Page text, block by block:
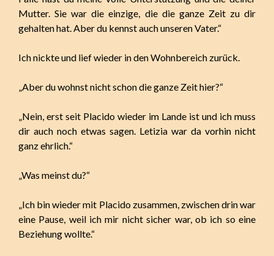
Mutter. Sie war die einzige, die die ganze Zeit zu dir
gehalten hat. Aber du kennst auch unseren Vater.“
Ich nickte und lief wieder in den Wohnbereich zurück.
„Aber du wohnst nicht schon die ganze Zeit hier?“
„Nein, erst seit Placido wieder im Lande ist und ich muss
dir auch noch etwas sagen. Letizia war da vorhin nicht
ganz ehrlich.“
„Was meinst du?“
„Ich bin wieder mit Placido zusammen, zwischen drin war
eine Pause, weil ich mir nicht sicher war, ob ich so eine
Beziehung wollte.“